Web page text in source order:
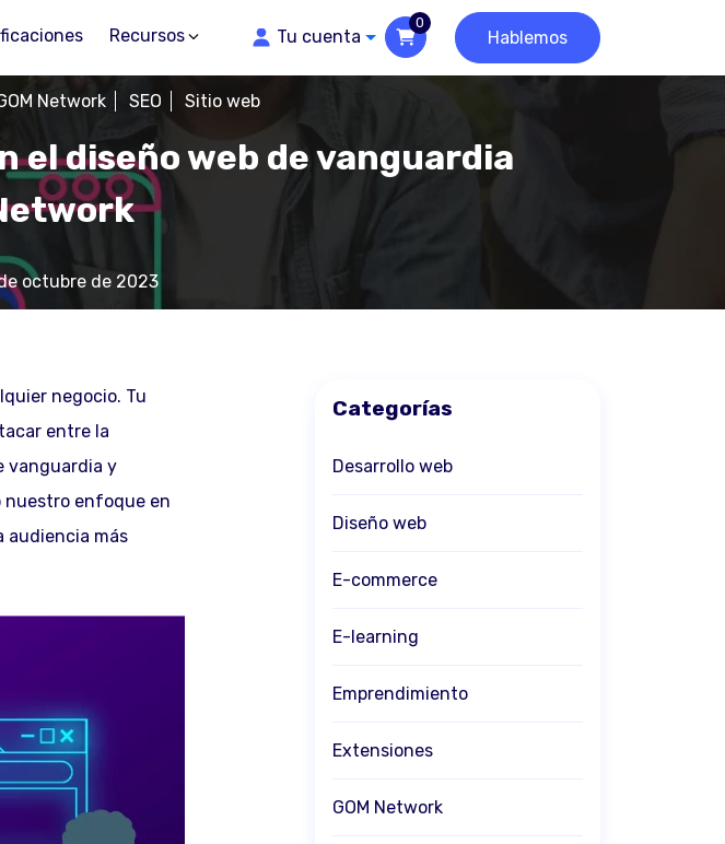
Recursos Tu cuenta
0
Hablemos
el diseño web de vanguardia
Network SEO Sitio web
octubre de 2023
negocio. Tu
entre la
vanguardia y
nuestro enfoque en
audiencia más
Categorías
Desarrollo web
Diseño web
E-commerce
E-learning
Emprendimiento
Extensiones
GOM Network